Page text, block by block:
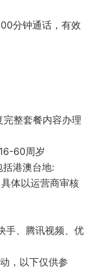
分钟通话，有效
完整套餐内容办理
60周岁
港澳台地:
体以运营商审核
手、腾讯视频、优
，以下仅供参